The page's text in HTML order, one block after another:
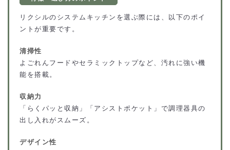
リクシルのシステムキッチンを選ぶ際には、以下のポイ
ントが重要です。
清掃性
よごれんフードやセラミックトップなど、汚れに強い機
能を搭載。
収納力
「らくパッと収納」「アシストポケット」で調理器具の
出し入れがスムーズ。
デザイン性